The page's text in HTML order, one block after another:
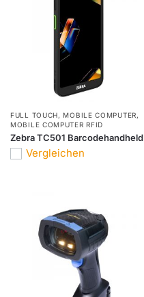
FULL TOUCH,MOBILE COMPUTER,
MOBILE COMPUTER RFID
Zebra TC501 Barcodehandheld
Vergleichen